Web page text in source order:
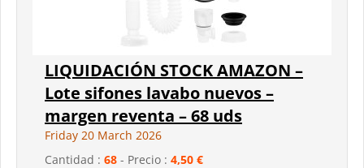
LIQUIDACIÓN STOCK AMAZON –
Lote sifones lavabo nuevos –
margen reventa – 68 uds
Friday 20 March 2026
Cantidad : 68 - Precio : 4,50 €